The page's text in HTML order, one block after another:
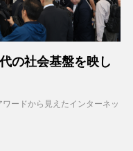
の社会基盤を映し
ードから見えたインターネッ